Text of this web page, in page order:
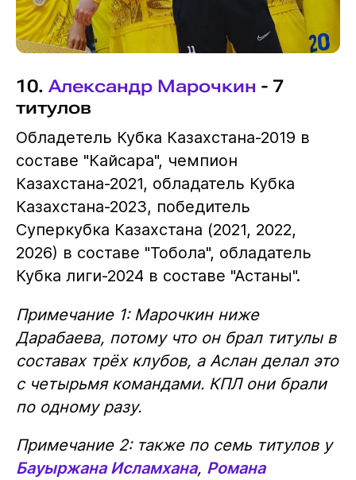
10. Александр Марочкин - 7
титулов
Обладетель Кубка Казахстана-2019 в
составе "Кайсара", чемпион
Казахстана-2021, обладатель Кубка
Казахстана-2023, победитель
Суперкубка Казахстана (2021, 2022,
2026) в составе "Тобола", обладатель
Кубка лиги-2024 в составе "Астаны".
Примечание 1: Марочкин ниже
Дарабаева, потому что он брал титулы в
составах трёх клубов, а Аслан делал это
с четырьмя командами. КПЛ они брали
по одному разу.
Примечание 2: также по семь титулов у
Бауыржана Исламхана, Романа